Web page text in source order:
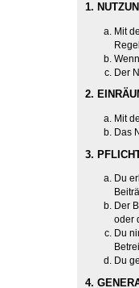
1.
Mit
Der
2.
Mit
Das
3.
Du
Der
oder
Du
Du
4.